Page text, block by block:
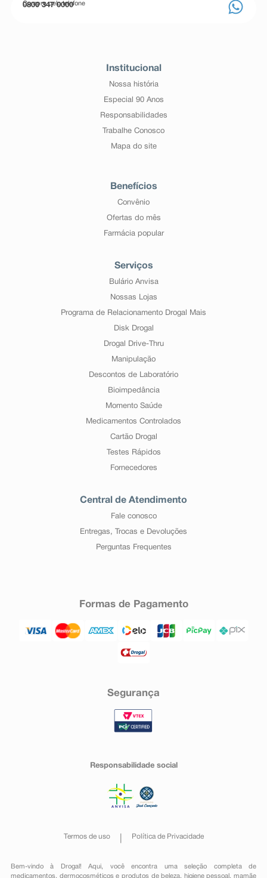
Compre pelo telefone
0800 347 0000
Institucional
Nossa história
Especial 90 Anos
Responsabilidades
Trabalhe Conosco
Mapa do site
Benefícios
Convênio
Ofertas do mês
Farmácia popular
Serviços
Bulário Anvisa
Nossas Lojas
Programa de Relacionamento Drogal Mais
Disk Drogal
Drogal Drive-Thru
Manipulação
Descontos de Laboratório
Bioimpedância
Momento Saúde
Medicamentos Controlados
Cartão Drogal
Testes Rápidos
Fornecedores
Central de Atendimento
Fale conosco
Entregas, Trocas e Devoluções
Perguntas Frequentes
Formas de Pagamento
Segurança
Responsabilidade social
Termos de uso Política de Privacidade
Bem-vindo à Drogal! Aqui, você encontra uma seleção completa de
medicamentos , dermocosméticos e produtos de beleza, higiene pessoal ,mamãe